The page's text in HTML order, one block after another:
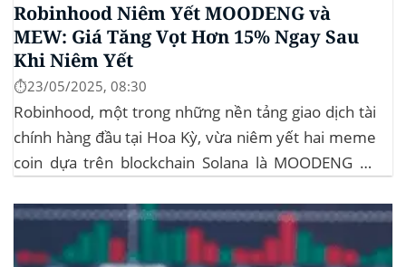
Robinhood Niêm Yết MOODENG và
MEW: Giá Tăng Vọt Hơn 15% Ngay Sau
Khi Niêm Yết
⏱️23/05/2025, 08:30
Robinhood, một trong những nền tảng giao dịch tài
chính hàng đầu tại Hoa Kỳ, vừa niêm yết hai meme
coin dựa trên blockchain Solana là MOODENG và
mẽ cho cả hai đồng tiền số, với mức tăng hơn...